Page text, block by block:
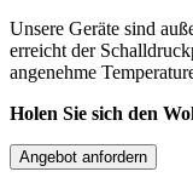
Unsere Geräte sind
erreicht der
angenehme
Holen Sie sich den
Angebot anfordern